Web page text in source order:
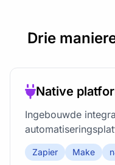
Drie
Native
Ingebouwde
Zapier Make